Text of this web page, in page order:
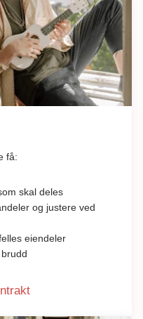
få:
skal deles
og justere ved
eiendeler